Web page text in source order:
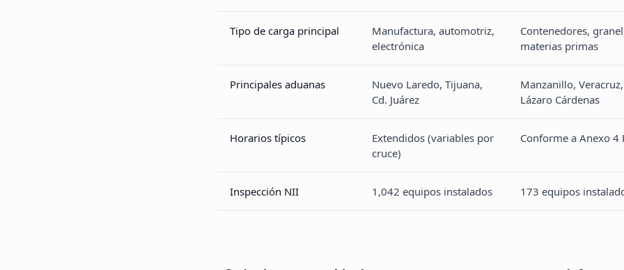
Tipo de carga principal
Manufactura, automotriz,
electrónica
Contenedores,
materias primas
Principales aduanas
Nuevo Laredo, Tijuana,
Cd. Juárez
Manzanillo, Veracruz,
Lázaro Cárdenas
Horarios típicos
Extendidos (variables por
cruce)
Conforme a Anexo 4
Inspección NII 1,042 equipos instalados 173 equipos